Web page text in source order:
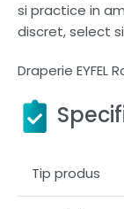
si practice in
discret, select
Draperie EYFEL
Tip produs